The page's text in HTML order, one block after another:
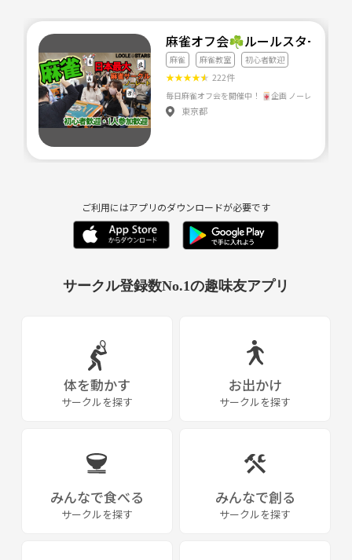
麻雀オフ会☘️ルールスターズ
麻雀 麻雀教室 初心者歓迎
★★★★★ 222件
東京都
ご利用にはアプリのダウンロードが必要です
サークル登録数No.1の趣味友アプリ
体を動かす
サークルを探す
お出かけ
サークルを探す
みんなで食べる
サークルを探す
みんなで創る
サークルを探す